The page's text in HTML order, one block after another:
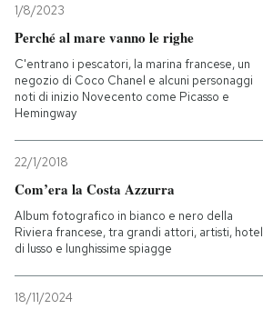
1/8/2023
Perché al mare vanno le righe
C'entrano i pescatori, la marina francese, un
negozio di Coco Chanel e alcuni personaggi
noti di inizio Novecento come Picasso e
Hemingway
22/1/2018
Com’era la Costa Azzurra
Album fotografico in bianco e nero della
Riviera francese, tra grandi attori, artisti, hotel
di lusso e lunghissime spiagge
18/11/2024